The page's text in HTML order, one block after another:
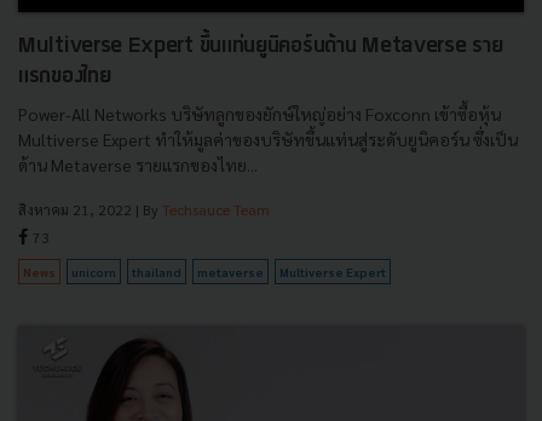
Multiverse Expert ขึ้นแท่นยูนิคอร์นด้าน Metaverse ราย
แรกของไทย
Power-All Networks บริษัทลูกของยักษ์ใหญ่อย่าง Foxconn เข้าซื้อหุ้น
Multiverse Expert ทำให้มูลค่าของบริษัทขึ้นแท่นสู่ระดับยูนิคอร์น ซึ่งเป็น
ด้าน Metaverse รายแรกของไทย...
สิงหาคม 21, 2022 | By Techsauce Team
73
News unicorn thailand metaverse Multiverse Expert